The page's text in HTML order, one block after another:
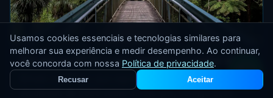
Bitrate no IPTV: o que significa e como afeta
Bitrate no IPTV: o que significa e como afeta: guia
atualizado de 2026 sobre bitrate iptv, configuração
Usamos cookies essenciais e tecnologias similares para
melhorar sua experiência e medir desempenho. Ao continuar,
você concorda com nossa Política de privacidade.
Recusar Aceitar